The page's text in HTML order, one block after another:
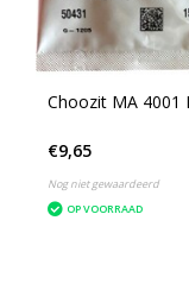
Choozit MA 4001
€9,65
Nog niet gewaardeerd
OP VOORRAAD